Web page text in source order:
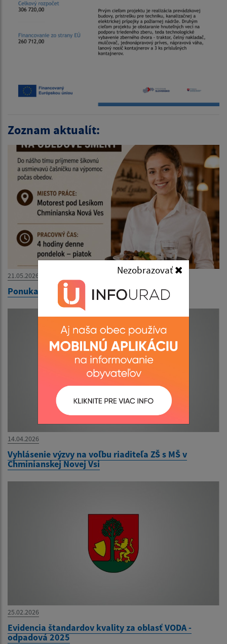
Nezobrazovať
Zoznam aktualít:
21.05.2026
Ponuka práce - Motorest pod lesíkom
14.04.2026
Vyhlásenie výzvy na voľbu riaditeľa ZŠ s MŠ v
Chminianskej Novej Vsi
25.02.2026
Evidencia štandardov kvality za oblasť VODA -
odpadová 2025